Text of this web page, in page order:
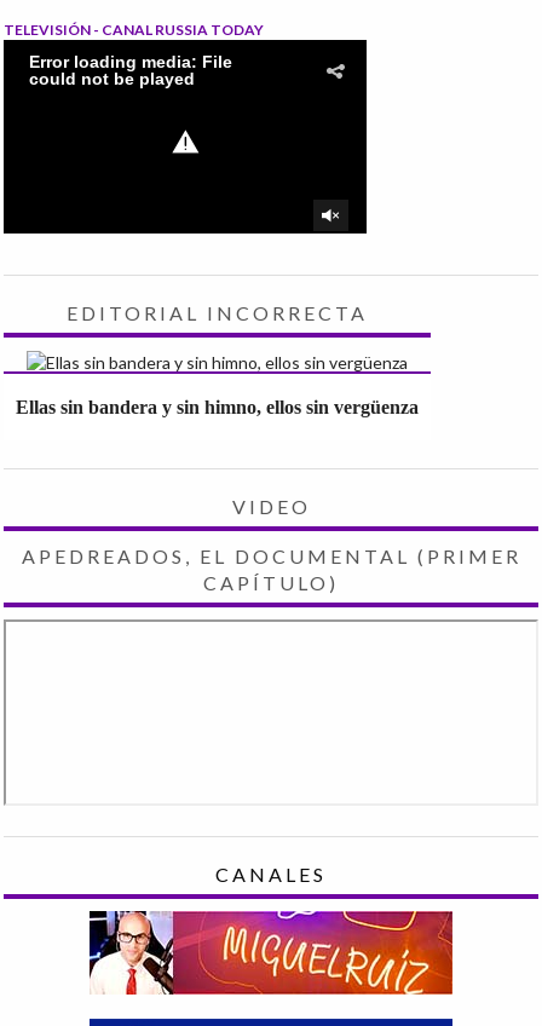
TELEVISIÓN - CANAL RUSSIA TODAY
EDITORIAL INCORRECTA
Ellas sin bandera y sin himno, ellos sin vergüenza
VIDEO
APEDREADOS, EL DOCUMENTAL (PRIMER
CAPÍTULO)
CANALES